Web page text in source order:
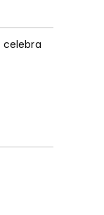
celebra